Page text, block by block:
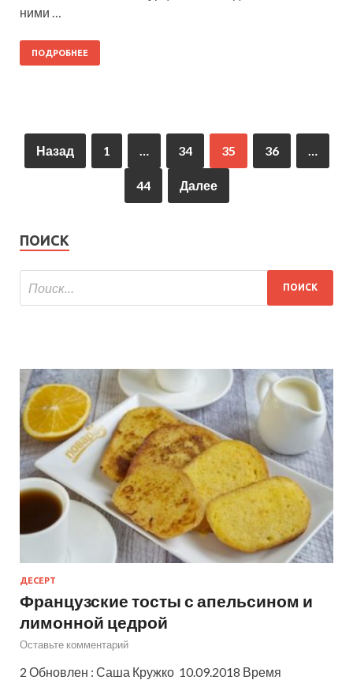
ними …
ПОДРОБНЕЕ
Назад 1 34 35 36
44 Далее
ПОИСК
ДЕСЕРТ
Французские тосты с апельсином и
лимонной цедрой
Оставьте комментарий
2 Обновлен : Саша Кружко 10.09.2018 Время